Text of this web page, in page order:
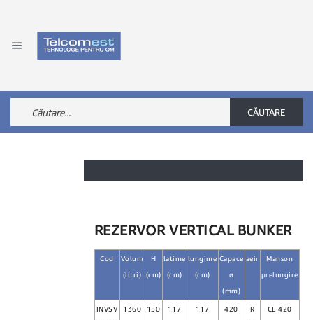

CĂUTARE
REZERVOR VERTICAL BUNKER
Cod
Volum
(litri)
H
(cm)
latime
(cm)
lungime
(cm)
Capace
ø
(mm)
aeir
Manson
prelungire
INVSV
1360 150 117 117 420
R
CL 420